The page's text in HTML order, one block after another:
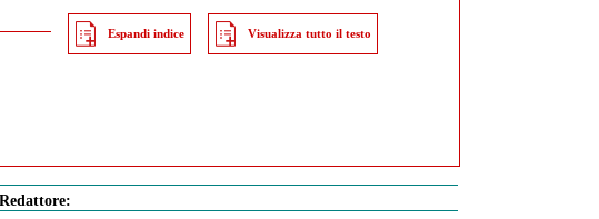
Espandi indice Visualizza tutto il testo